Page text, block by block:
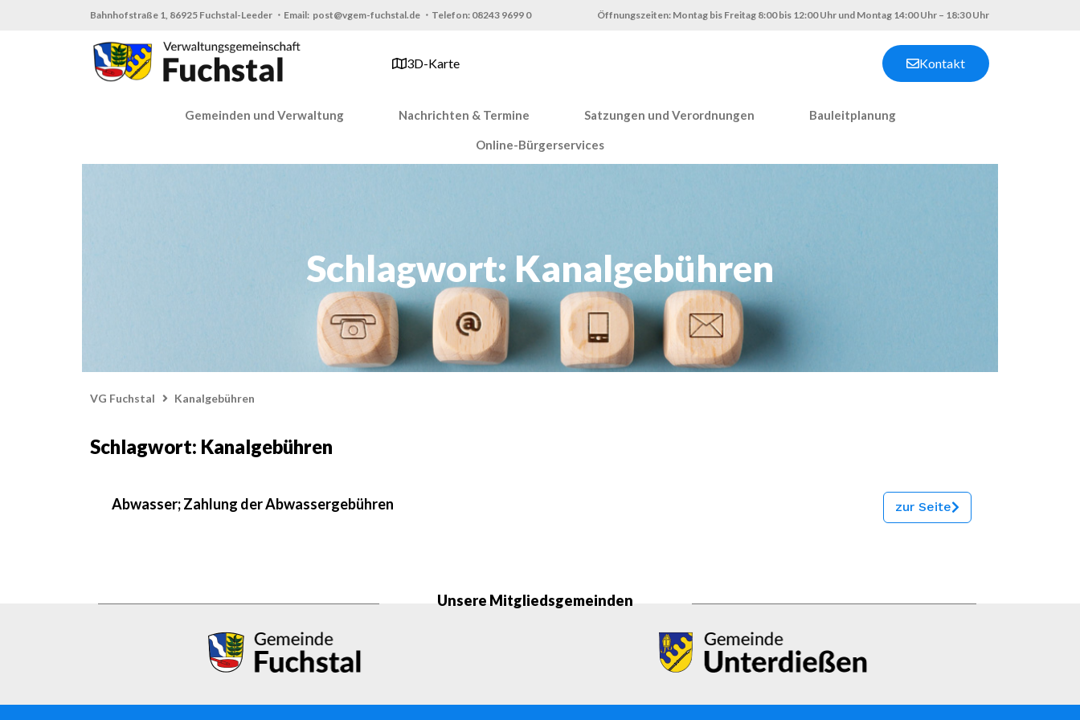
Bahnhofstraße 1, 86925 Fuchstal-Leeder ・Email: post@vgem-fuchstal.de ・Telefon: 08243 9699 0 Öffnungszeiten: Montag bis Freitag 8:00 bis 12:00 Uhr und Montag 14:00 Uhr – 18:30 Uhr
3D-Karte Kontakt
Gemeinden und Verwaltung Nachrichten & Termine Satzungen und Verordnungen Bauleitplanung
Online-Bürgerservices
Schlagwort: Kanalgebühren
VG Fuchstal Kanalgebühren
Schlagwort: Kanalgebühren
Abwasser; Zahlung der Abwassergebühren zur Seite
Unsere Mitgliedsgemeinden